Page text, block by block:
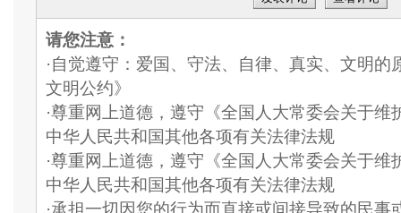
请您注意：
·自觉遵守：爱国、守法、自律、真实、文明的
文明公约》
·尊重网上道德，遵守《全国人大常委会关于维
中华人民共和国其他各项有关法律法规
·尊重网上道德，遵守《全国人大常委会关于维
中华人民共和国其他各项有关法律法规
·承担一切因您的行为而直接或间接导致的民事